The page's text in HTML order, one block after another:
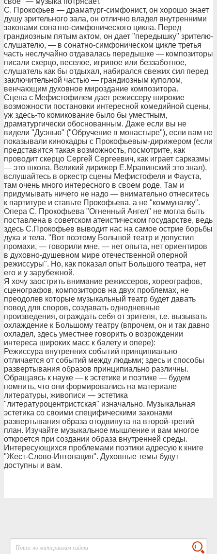
С. Прокофьев — драматург-симфонист, он хорошо знает
душу зрительного зала, он отлично владел внутренними
законами сонатно-симфонического цикла. Перед
грандиозным пятым актом, он дает "передышку" зрителю-
слушателю, — в сонатно-симфоническом цикле третья
часть неслучайно отдавалась передышке — композиторы
писали скерцо, веселое, игривое или беззаботное,
слушатель как бы отдыхал, набирался свежих сил перед
заключительной частью — грандиозным куполом,
венчающим духовное мироздание композитора.
Сцена с Мефистофилем дает режиссеру широкие
возможности постановки интересной комедийной сцены,
уж здесь-то комикование было бы уместным,
драматургически обоснованным. Даже если вы не
видели "Дуэнью" ("Обручение в монастыре"), если вам не
показывали кинокадры с Прокофьевым-дирижером (если
представится такая возможность, посмотрите, как
проводит скерцо Сергей Сергеевич, как играет сарказмы
— это школа. Великий дирижер Е.Мравинский это знал),
вслушайтесь в оркестр сцены Мефистофеля и Фауста,
там очень много интересного в своем роде. Там и
придумывать ничего не надо — внимательно отнеситесь
к партитуре и ставьте Прокофьева, а не "коммуналку".
Опера С. Прокофьева "Огненный Ангел" не могла быть
поставлена в советском атеистическом государстве, ведь
здесь С.Прокофьев выводит нас на самое острие борьбы
духа и тела. "Вот поэтому Большой театр и допустил
промахи, — говорили мне, — нет опыта, нет ориентиров
в духовно-душевном мире отечественной оперной
режиссуры". Но, как показал опыт Большого театра, нет
его и у зарубежной.
Я хочу заострить внимание режиссеров, хореографов,
сценографов, композиторов на двух проблемах, не
преодолев которые музыкальный театр будет давать
повод для споров, создавать однодневные
произведения, ограждать себя от зрителя, т.е. вызывать
охлаждение к Большому театру (впрочем, он и так давно
охладел, здесь уместнее говорить о возрождении
интереса широких масс к балету и опере):
Режиссура внутренних событий принципиально
отличается от событий между людьми; здесь и способы
развертывания образов принципиально различны.
Обращаясь к науке — к эстетике и поэтике — будем
помнить, что они формировались на материале
литературы, живописи — эстетика
"литературоцентристская" изначально. Музыкальная
эстетика со своими специфическими законами
развертывания образа отодвинута на второй-третий
план. Изучайте музыкальное мышление и вам многое
откроется при создании образа внутренней среды.
Интересующихся проблемами поэтики адресую к книге
"Жест-Слово-Интонация". Духовные темы будут
доступны и вам.